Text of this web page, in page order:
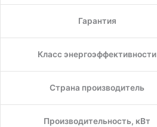
Гарантия
Класс энергоэффективности
Страна производитель
Производительность, кВт